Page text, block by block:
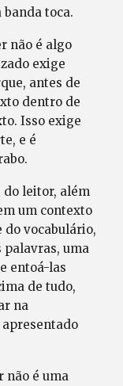
banda toca.
não é algo
exige
antes de
dentro de
Isso exige
e é
do leitor, além
um contexto
vocabulário,
palavras, uma
entoá-las
de tudo,
na
não é uma